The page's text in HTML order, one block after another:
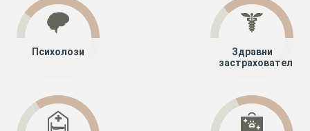
Психолози
Здравни
застрахователи